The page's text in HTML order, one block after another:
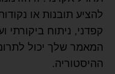
להציע תובנות או
קפדני, ניתוח ביקורתי
המאמר שלך יכול
ההיסטוריה.